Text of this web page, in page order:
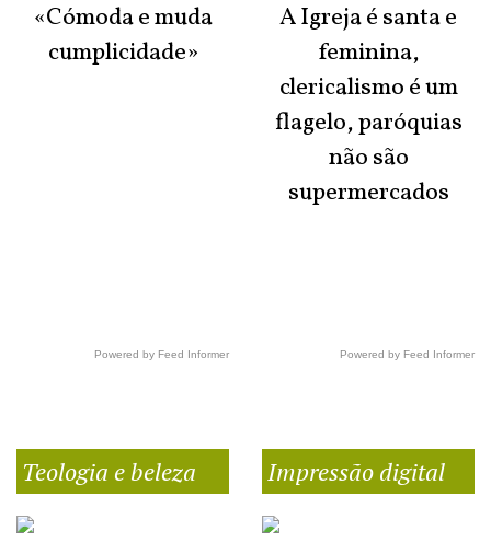
«Cómoda e muda
cumplicidade»
Powered by Feed Informer
A Igreja é santa e
feminina,
clericalismo é um
flagelo, paróquias
não são
supermercados
Powered by Feed Informer
Teologia e beleza Impressão digital